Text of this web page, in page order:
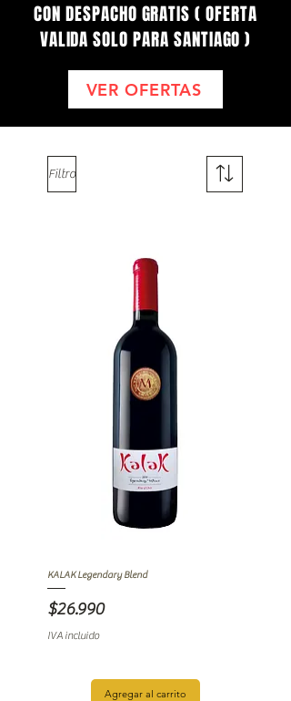
CON DESPACHO GRATIS ( OFERTA
VALIDA SOLO PARA SANTIAGO )
VER OFERTAS
Filtro
KALAK Legendary Blend
Precio
$26.990
IVA incluido
Agregar al carrito